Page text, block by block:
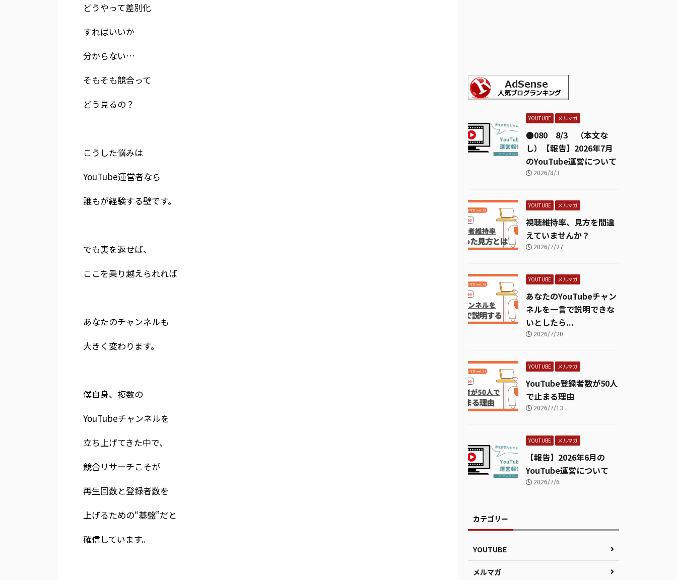
どうやって差別化
すればいいか
分からない…
そもそも競合って
どう見るの？
こうした悩みは
YouTube運営者なら
誰もが経験する壁です。
でも裏を返せば、
ここを乗り越えられれば
あなたのチャンネルも
大きく変わります。
僕自身、複数の
YouTubeチャンネルを
立ち上げてきた中で、
競合リサーチこそが
再生回数と登録者数を
上げるための“基盤”だと
確信しています。
YOUTUBE メルマガ
●080 8/3 （本文な
し）【報告】2026年7月
のYouTube運営について
2026/8/3
YOUTUBE メルマガ
視聴維持率、見方を間違
えていませんか？
2026/7/27
YOUTUBE メルマガ
あなたのYouTubeチャン
ネルを一言で説明できな
いとしたら...
2026/7/20
YOUTUBE メルマガ
YouTube登録者数が50人
で止まる理由
2026/7/13
YOUTUBE メルマガ
【報告】2026年6月の
YouTube運営について
2026/7/6
カテゴリー
YOUTUBE
メルマガ